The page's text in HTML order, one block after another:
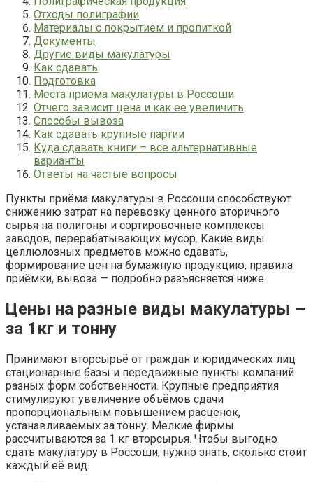
Отходы полиграфии
Материалы с покрытием и пропиткой
Документы
Другие виды макулатуры
Как сдавать
Подготовка
Места приема макулатуры в Россоши
Отчего зависит цена и как ее увеличить
Способы вывоза
Как сдавать крупные партии
Куда сдавать книги – все альтернативные
варианты
Ответы на частые вопросы
Пункты приёма макулатуры в Россоши способствуют
снижению затрат на перевозку ценного вторичного
сырья на полигоны и сортировочные комплексы
заводов, перерабатывающих мусор. Какие виды
целлюлозных предметов можно сдавать,
формирование цен на бумажную продукцию, правила
приёмки, вывоза — подробно разъясняется ниже.
Цены на разные виды макулатуры –
за 1кг и тонну
Принимают вторсырьё от граждан и юридических лиц
стационарные базы и передвижные пункты компаний
разных форм собственности. Крупные предприятия
стимулируют увеличение объёмов сдачи
пропорциональным повышением расценок,
устанавливаемых за тонну. Мелкие фирмы
рассчитываются за 1 кг вторсырья. Чтобы выгодно
сдать макулатуру в Россоши, нужно знать, сколько стоит
каждый её вид.